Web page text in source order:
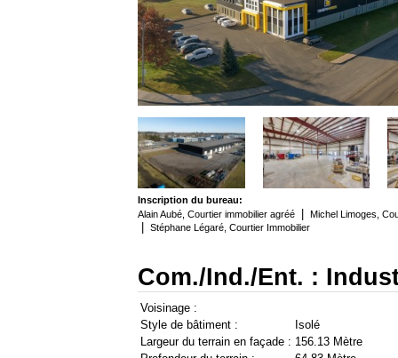
Inscription du bureau:
Alain Aubé, Courtier immobilier agréé
Michel Limoges,
Stéphane Légaré, Courtier Immobilier
Com./Ind./Ent. :
Voisinage :
Style de bâtiment :
Isolé
Largeur du terrain en façade : 156.13 Mètre